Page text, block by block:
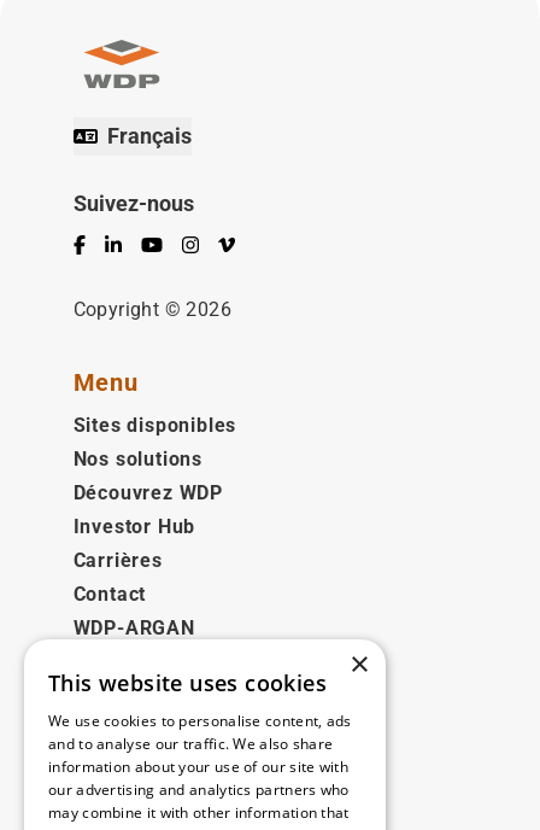
Français
Suivez-nous
Facebook
LinkedInYouTubeInstagram
Vimeo
Copyright © 2026
Menu
Sites disponibles
Nos solutions
Découvrez WDP
Investor Hub
Carrières
Contact
WDP-ARGAN
Juridique
Disclaimer
Politique de confidentialité
Cookie Policy
×
This website uses cookies
We use cookies to personalise content, ads
and to analyse our traffic. We also share
information about your use of our site with
our advertising and analytics partners who
may combine it with other information that